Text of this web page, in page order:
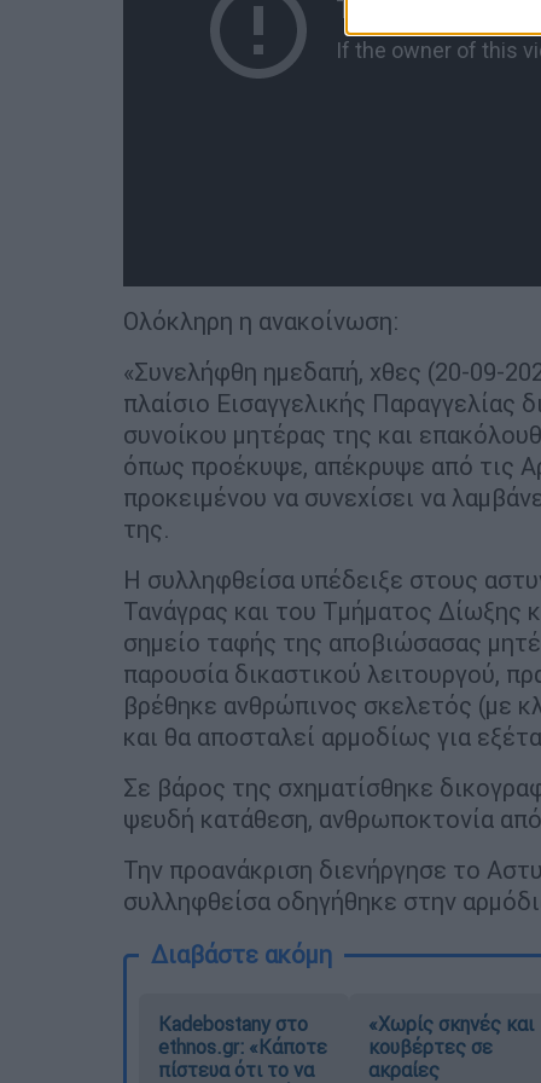
Ολόκληρη η ανακοίνωση:
«Συνελήφθη ημεδαπή, χθες (20-09-
πλαίσιο Εισαγγελικής Παραγγελίας
συνοίκου μητέρας της και
όπως προέκυψε, απέκρυψε από τις
προκειμένου να συνεχίσει να
της.
Η συλληφθείσα υπέδειξε στους
Τανάγρας και του Τμήματος Δίωξης
σημείο ταφής της αποβιώσασας
παρουσία δικαστικού λειτουργού,
βρέθηκε ανθρώπινος σκελετός (με
και θα αποσταλεί αρμοδίως για
Σε βάρος της σχηματίσθηκε
ψευδή κατάθεση, ανθρωποκτονία
Την προανάκριση διενήργησε το
συλληφθείσα οδηγήθηκε στην
Διαβάστε ακόμη
Kadebostany στο
ethnos.gr: «Κάποτε
πίστευα ότι το να
«Χωρίς σκηνές και
κουβέρτες σε
ακραίες